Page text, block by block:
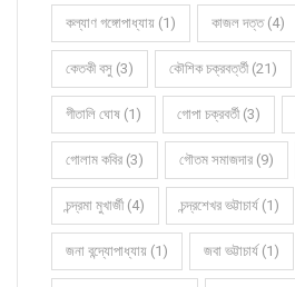
কল্যাণ গঙ্গোপাধ্যায় (1) কাজল দত্ত (4)
কেতকী বসু (3) কৌশিক চক্রবর্ত্তী (21)
গীতালি ঘোষ (1) গোপা চক্রবর্তী (3)
গোলাম কবির (3) গৌতম সমাজদার (9)
চন্দ্রমা মুখার্জী (4) চন্দ্রশেখর ভট্টাচার্য (1)
জনা বন্দ্যোপাধ্যায় (1) জবা ভট্টাচার্য (1)